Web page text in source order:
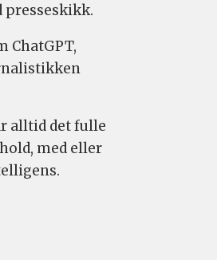
presseskikk.
ChatGPT,
alltid det fulle
med eller